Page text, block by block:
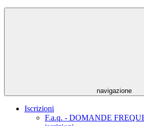
navigazione
Iscrizioni
F.a.q. - DOMANDE